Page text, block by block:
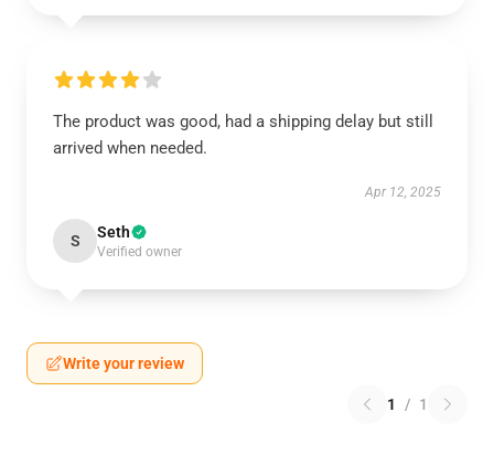
The product was good, had a shipping delay but still
arrived when needed.
Apr 12, 2025
S Seth
Verified owner
Write your review
1 / 1